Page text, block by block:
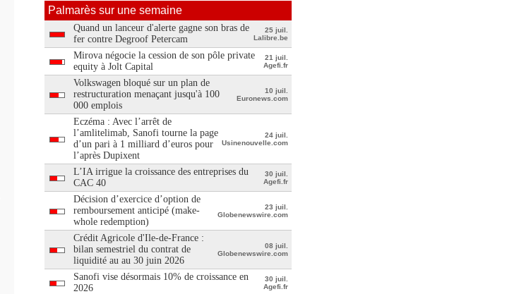
Palmarès sur une semaine
Quand un lanceur d'alerte gagne son bras de
fer contre Degroof Petercam
25 juil.
Lalibre.be
Mirova négocie la cession de son pôle private
equity à Jolt Capital
21 juil.
Agefi.fr
Volkswagen bloqué sur un plan de
restructuration menaçant jusqu'à 100
000 emplois
10 juil.
Euronews.com
Eczéma : Avec l’arrêt de
l’amlitelimab, Sanofi tourne la page
d’un pari à 1 milliard d’euros pour
l’après Dupixent
24 juil.
Usinenouvelle.com
L’IA irrigue la croissance des entreprises du
CAC 40
30 juil.
Agefi.fr
Décision d’exercice d’option de
remboursement anticipé (make-
whole redemption)
23 juil.
Globenewswire.com
Crédit Agricole d'Ile-de-France :
bilan semestriel du contrat de
liquidité au au 30 juin 2026
08 juil.
Globenewswire.com
Sanofi vise désormais 10% de croissance en
2026
30 juil.
Agefi.fr